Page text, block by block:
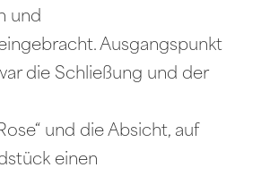
und
Ausgangspunkt
die Schließung und der
und die Absicht, auf
einen